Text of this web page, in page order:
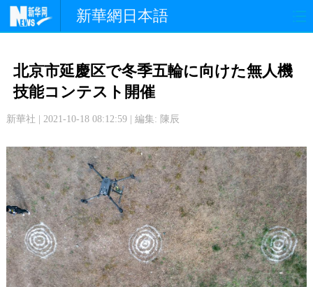
新華網日本語
文 化 観 光
中日交流 国 際
写 真
北京市延慶区で冬季五輪に向けた無人機
技能コンテスト開催
新華社 | 2021-10-18 08:12:59 | 編集: 陳辰